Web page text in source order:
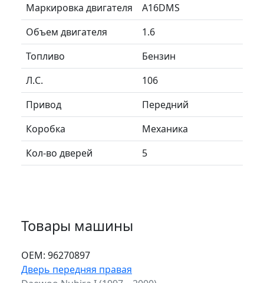
Маркировка двигателя
A16DMS
Объем двигателя
1.6
Топливо
Бензин
Л.C.
106
Привод
Передний
Коробка
Механика
Кол-во дверей
5
Товары машины
ОЕМ: 96270897
Дверь передняя правая